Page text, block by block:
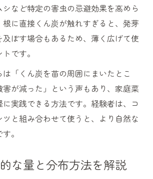
など特定の害虫の忌避効果を高めら
に直接くん炭が触れすぎると、発芽
ぼす場合もあるため、薄く広げて使
です。
「くん炭を苗の周囲にまいたとこ
害が減った」という声もあり、家庭菜
実践できる方法です。経験者は、コ
ツと組み合わせて使うと、より自然な
。
な量と分布方法を解説